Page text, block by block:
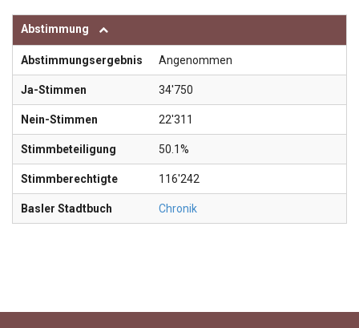
Abstimmung
Abstimmungsergebnis Angenommen
Ja-Stimmen 34'750
Nein-Stimmen 22'311
Stimmbeteiligung 50.1%
Stimmberechtigte 116'242
Basler Stadtbuch Chronik